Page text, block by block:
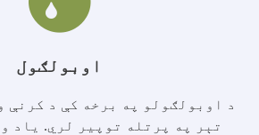
اوبولګول
د اوبولګولو په برخه کې د کرنې
تېر په پرتله توپیر لري. یاد